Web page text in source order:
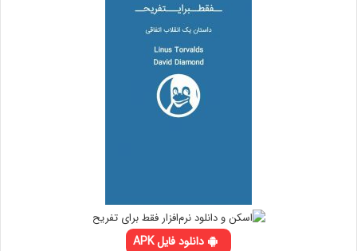
دانلود فایل APK